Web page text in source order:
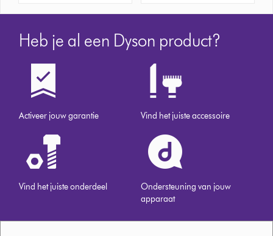
Heb je al een Dyson product?
Activeer jouw garantie Vind het juiste accessoire
Vind het juiste onderdeel
Ondersteuning van jouw
apparaat